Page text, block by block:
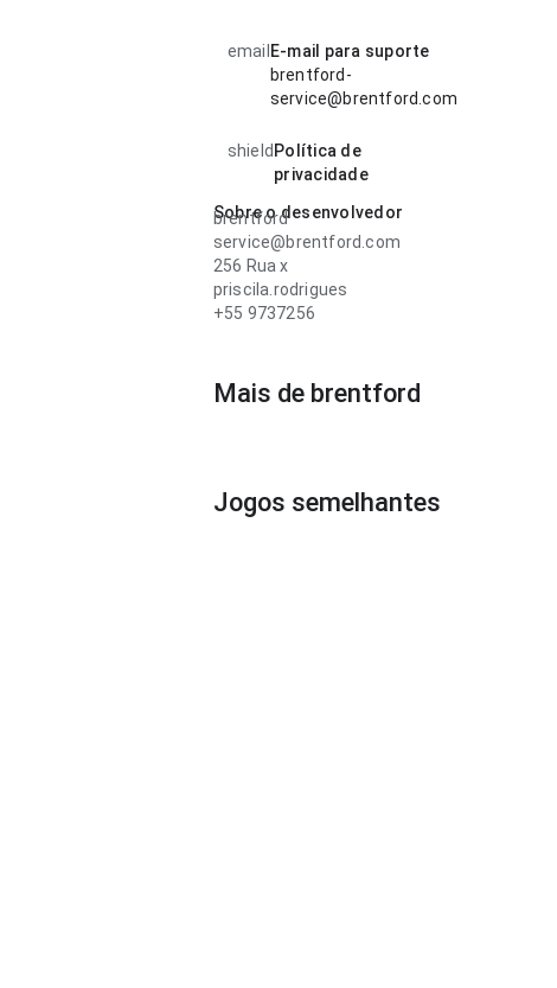
email E-mail para suporte
brentford-
service@brentford.com
shield Política de
privacidade
Sobre o desenvolvedor
brentford
service@brentford.com
256 Rua x
priscila.rodrigues
+55 9737256
Mais de brentford
Jogos semelhantes